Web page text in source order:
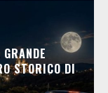
STORICO DI